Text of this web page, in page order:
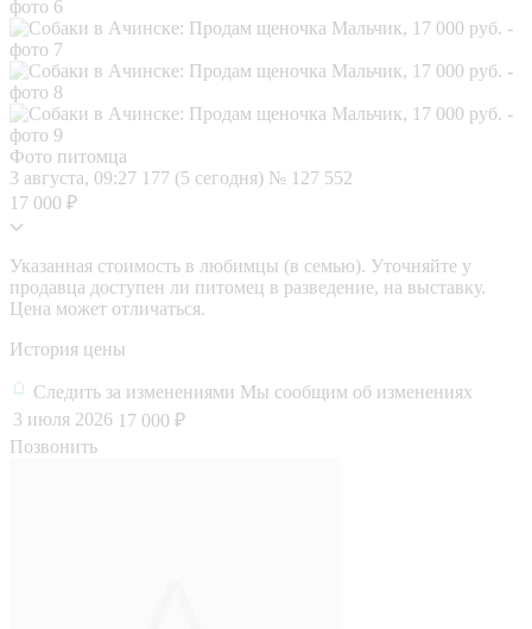
Фото питомца
3 августа, 09:27 177 (5 сегодня) № 127 552
17 000 ₽
Указанная стоимость в любимцы (в семью). Уточняйте у
продавца доступен ли питомец в разведение, на выставку.
Цена может отличаться.
История цены
Следить за изменениями Мы сообщим об изменениях
3 июля 2026 17 000 ₽
Позвонить